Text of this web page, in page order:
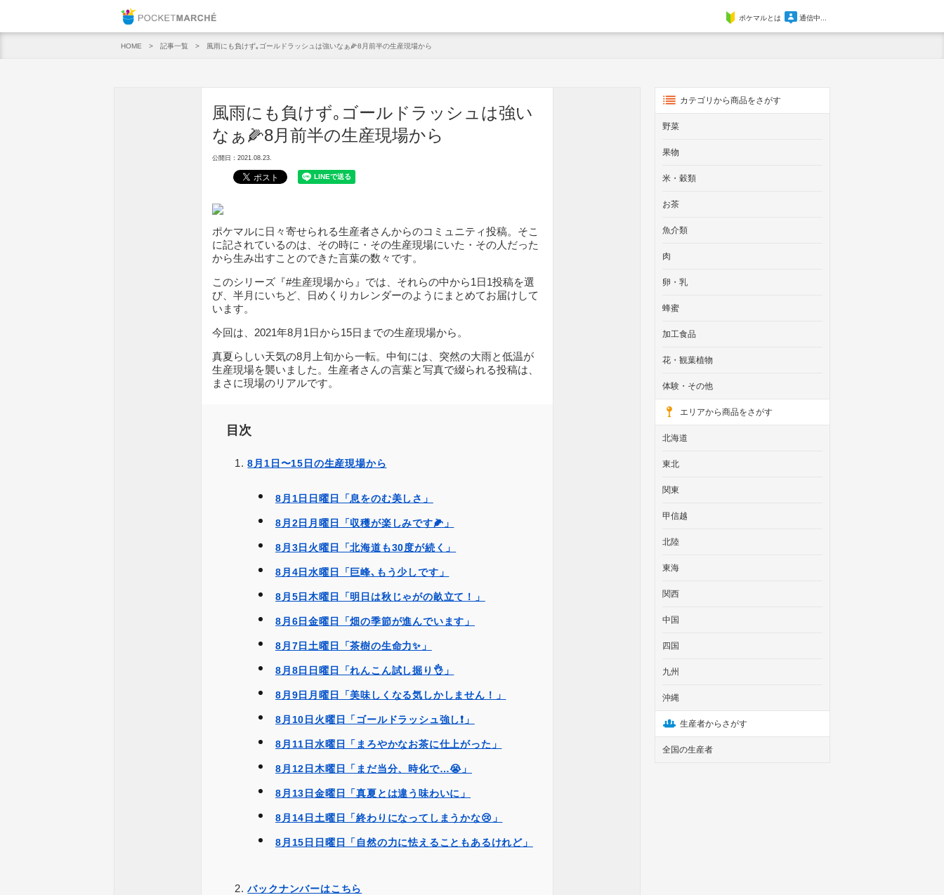
ポケマルとは 通信中...
HOME 記事一覧 風雨にも負けず｡ゴールドラッシュは強いなぁ🌽8月前半の生産現場から
風雨にも負けず｡ゴールドラッシュは強い
なぁ🌽8月前半の生産現場から
公開日：2021.08.23.
ポケマルに日々寄せられる生産者さんからのコミュニティ投稿。そこ
に記されているのは、その時に・その生産現場にいた・その人だった
から生み出すことのできた言葉の数々です。
このシリーズ『#生産現場から』では、それらの中から1日1投稿を選
び、半月にいちど、日めくりカレンダーのようにまとめてお届けして
います。
今回は、2021年8月1日から15日までの生産現場から。
真夏らしい天気の8月上旬から一転。中旬には、突然の大雨と低温が
生産現場を襲いました。生産者さんの言葉と写真で綴られる投稿は、
まさに現場のリアルです。
目次
8月1日〜15日の生産現場から
8月1日日曜日「息をのむ美しさ」
8月2日月曜日「収穫が楽しみです🌽」
8月3日火曜日「北海道も30度が続く」
8月4日水曜日「巨峰､もう少しです」
8月5日木曜日「明日は秋じゃがの畝立て！」
8月6日金曜日「畑の季節が進んでいます」
8月7日土曜日「茶樹の生命力✨」
8月8日日曜日「れんこん試し掘り👌」
8月9日月曜日「美味しくなる気しかしません！」
8月10日火曜日「ゴールドラッシュ強し❗」
8月11日水曜日「まろやかなお茶に仕上がった」
8月12日木曜日「まだ当分、時化で…😭」
8月13日金曜日「真夏とは違う味わいに」
8月14日土曜日「終わりになってしまうかな😢」
8月15日日曜日「自然の力に怯えることもあるけれど」
バックナンバーはこちら
カテゴリから商品をさがす
野菜
果物
米・穀類
お茶
魚介類
肉
卵・乳
蜂蜜
加工食品
花・観葉植物
体験・その他
エリアから商品をさがす
北海道
東北
関東
甲信越
北陸
東海
関西
中国
四国
九州
沖縄
生産者からさがす
全国の生産者